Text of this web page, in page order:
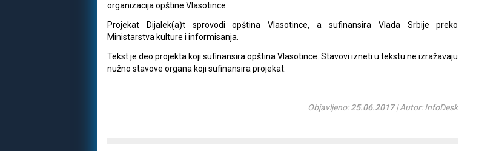
organizacija opštine Vlasotince.
Projekat Dijalek(a)t sprovodi opština Vlasotince, a sufinansira Vlada Srbije preko
Ministarstva kulture i informisanja.
Tekst je deo projekta koji sufinansira opština Vlasotince. Stavovi izneti u tekstu ne izražavaju
nužno stavove organa koji sufinansira projekat.
Objavljeno:25.06.2017| Autor: InfoDesk